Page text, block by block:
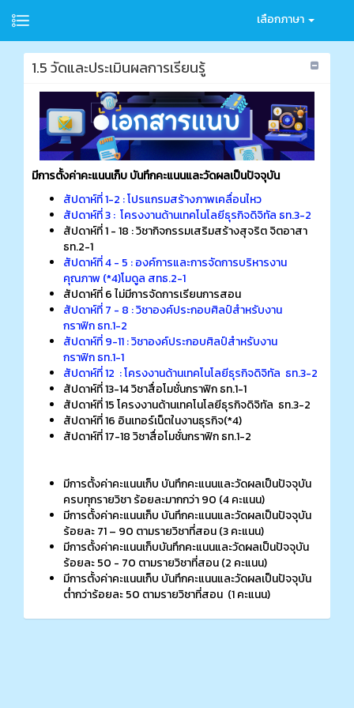
เลือกภาษา
1.5 วัดและประเมินผลการเรียนรู้
มีการตั้งค่าคะแนนเก็บ บันทึกคะแนนและวัดผลเป็นปัจจุบัน
สัปดาห์ที่ 1-2 : โปรแกรมสร้างภาพเคลื่อนไหว
สัปดาห์ที่ 3 : โครงงานด้านเทคโนโลยีธุรกิจดิจิทัล ธท.3-2
สัปดาห์ที่ 1 - 18 : วิชากิจกรรมเสริมสร้างสุจริต จิตอาสา
ธท.2-1
สัปดาห์ที่ 4 - 5 : องค์การและการจัดการบริหารงาน
คุณภาพ (*4)โมดูล สทธ.2-1
สัปดาห์ที่ 6 ไม่มีการจัดการเรียนการสอน
สัปดาห์ที่ 7 - 8 : วิชาองค์ประกอบศิลป์สำหรับงาน
กราฟิก ธท.1-2
สัปดาห์ที่ 9-11 : วิชาองค์ประกอบศิลป์สำหรับงาน
กราฟิก ธท.1-1
สัปดาห์ที่ 12 : โครงงานด้านเทคโนโลยีธุรกิจดิจิทัล ธท.3-2
สัปดาห์ที่ 13-14 วิชาสื่อโมชั่นกราฟิก ธท.1-1
สัปดาห์ที่ 15 โครงงานด้านเทคโนโลยีธุรกิจดิจิทัล ธท.3-2
สัปดาห์ที่ 16 อินเทอร์เน็ตในงานธุรกิจ(*4)
สัปดาห์ที่ 17-18 วิชาสื่อโมชั่นกราฟิก ธท.1-2
มีการตั้งค่าคะแนนเก็บ บันทึกคะแนนและวัดผลเป็นปัจจุบัน
ครบทุกรายวิชา ร้อยละมากกว่า 90 (4 คะแนน)
มีการตั้งค่าคะแนนเก็บ บันทึกคะแนนและวัดผลเป็นปัจจุบัน
ร้อยละ 71 – 90 ตามรายวิชาที่สอน (3 คะแนน)
มีการตั้งค่าคะแนนเก็บบันทึกคะแนนและวัดผลเป็นปัจจุบัน
ร้อยละ 50 - 70 ตามรายวิชาที่สอน (2 คะแนน)
มีการตั้งค่าคะแนนเก็บ บันทึกคะแนนและวัดผลเป็นปัจจุบัน
ต่ำกว่าร้อยละ 50 ตามรายวิชาที่สอน (1 คะแนน)